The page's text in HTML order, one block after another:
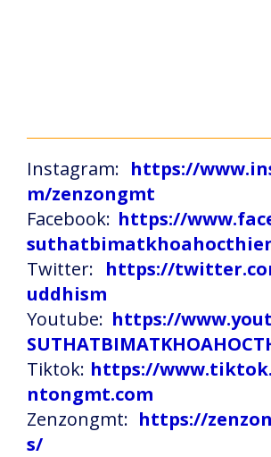
Instagram: https://
m/zenzongmt
Facebook: https://
Twitter: https://
uddhism
Youtube: https://
Tiktok: https://
ntongmt.com
Zenzongmt: https://
s/